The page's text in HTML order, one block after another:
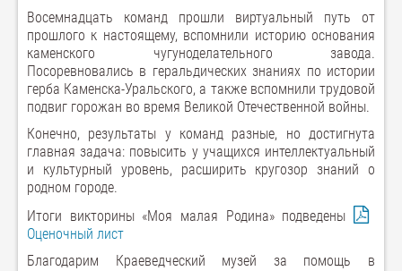
Восемнадцать команд прошли виртуальный путь от
прошлого к настоящему, вспомнили историю основания
каменского чугуноделательного завода.
Посоревновались в геральдических знаниях по истории
герба Каменска-Уральского, а также вспомнили трудовой
подвиг горожан во время Великой Отечественной войны.
Конечно, результаты у команд разные, но достигнута
главная задача: повысить у учащихся интеллектуальный
и культурный уровень, расширить кругозор знаний о
родном городе.
Итоги викторины «Моя малая Родина» подведены
Оценочный лист
Благодарим Краеведческий музей за помощь в